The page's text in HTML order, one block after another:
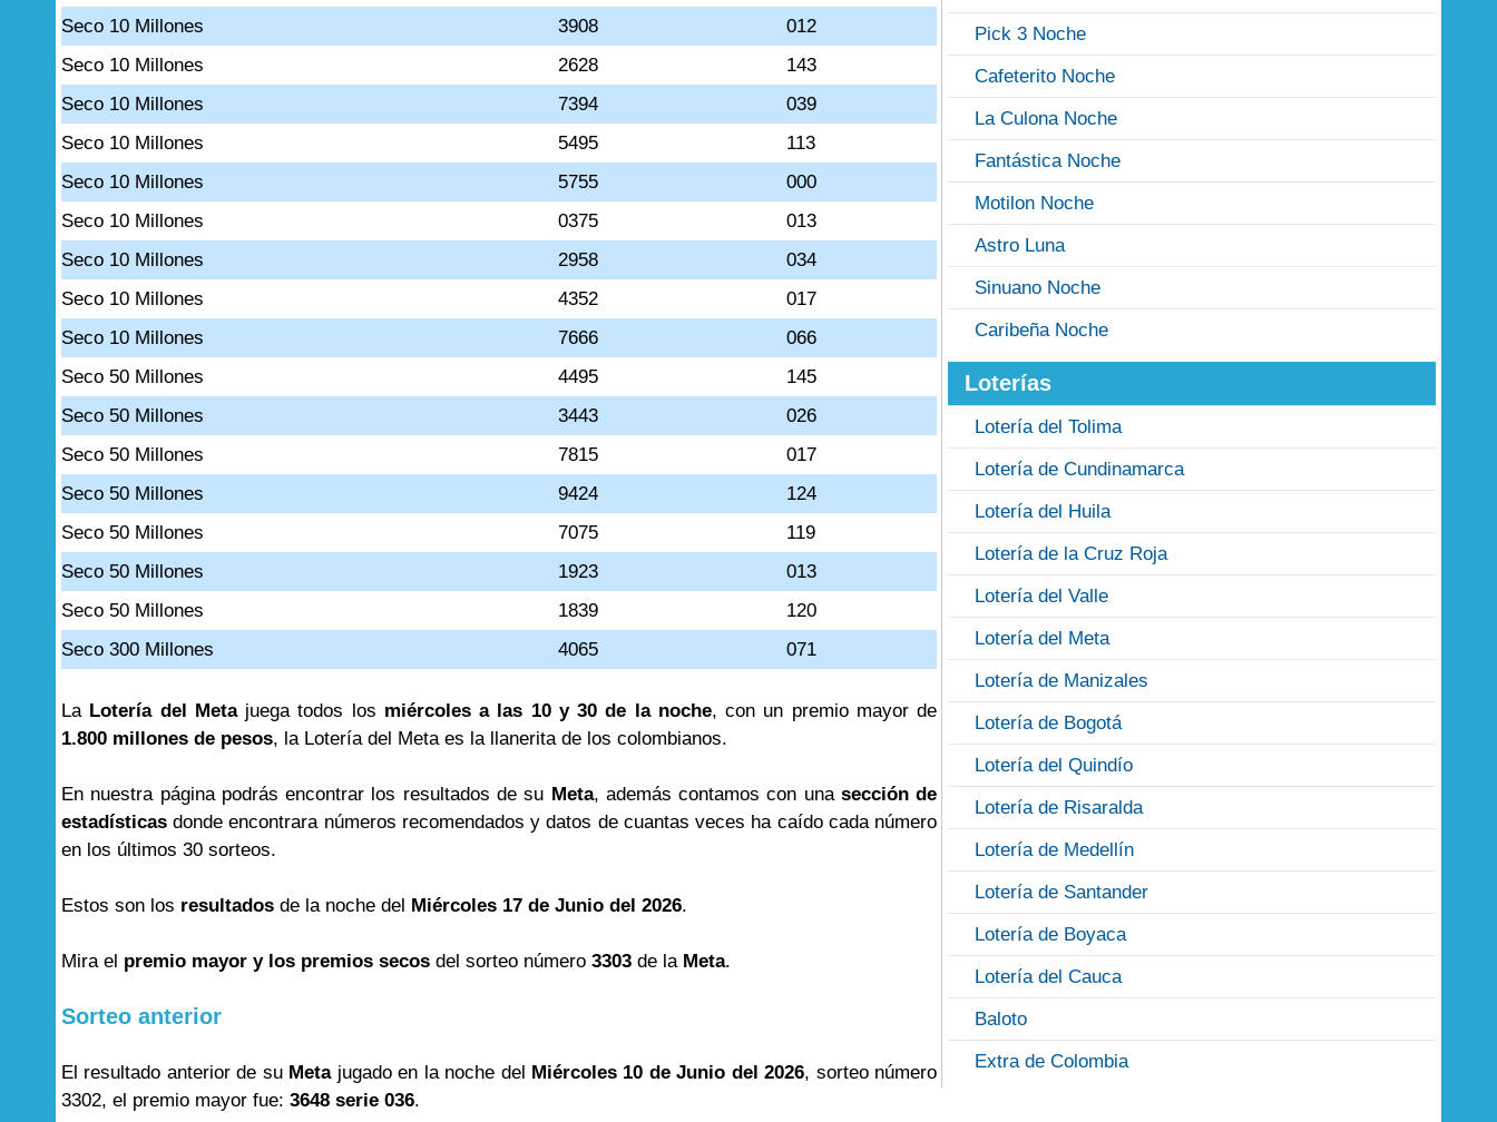
Seco 10 Millones
3908
012
Seco 10 Millones
2628
143
Seco 10 Millones
7394
039
Seco 10 Millones
5495
113
Seco 10 Millones
5755
000
Seco 10 Millones
0375
013
Seco 10 Millones
2958
034
Seco 10 Millones
4352
017
Seco 10 Millones
7666
066
Seco 50 Millones
4495
145
Seco 50 Millones
3443
026
Seco 50 Millones
7815
017
Seco 50 Millones
9424
124
Seco 50 Millones
7075
119
Seco 50 Millones
1923
013
Seco 50 Millones
1839
120
Seco 300 Millones
4065 071
La Lotería del Metajuega todos los miércoles a las 10 y 30 de la noche, con un premio mayor de
1.800 millones de pesos, la Lotería del Meta es la llanerita de los colombianos.
En nuestra página podrás encontrar los resultados de su Meta, además contamos con una sección de
estadísticas donde encontrara números recomendados y datos de cuantas veces ha caído cada número
en los últimos 30 sorteos.
Estos son los resultados de la noche del Miércoles 17 de Junio del 2026.
Mira el premio mayor y los premios secos del sorteo número 3303 de la Meta.
Sorteo anterior
El resultado anterior de su Metajugado en la noche del Miércoles 10 de Junio del 2026, sorteo número
3302, el premio mayor fue: 3648 serie 036.
Pick 3 Noche
Cafeterito Noche
La Culona Noche
Fantástica Noche
Motilon Noche
Astro Luna
Sinuano Noche
Caribeña Noche
Loterías
Lotería del Tolima
Lotería de Cundinamarca
Lotería del Huila
Lotería de la Cruz Roja
Lotería del Valle
Lotería del Meta
Lotería de Manizales
Lotería de Bogotá
Lotería del Quindío
Lotería de Risaralda
Lotería de Medellín
Lotería de Santander
Lotería de Boyaca
Lotería del Cauca
Baloto
Extra de Colombia